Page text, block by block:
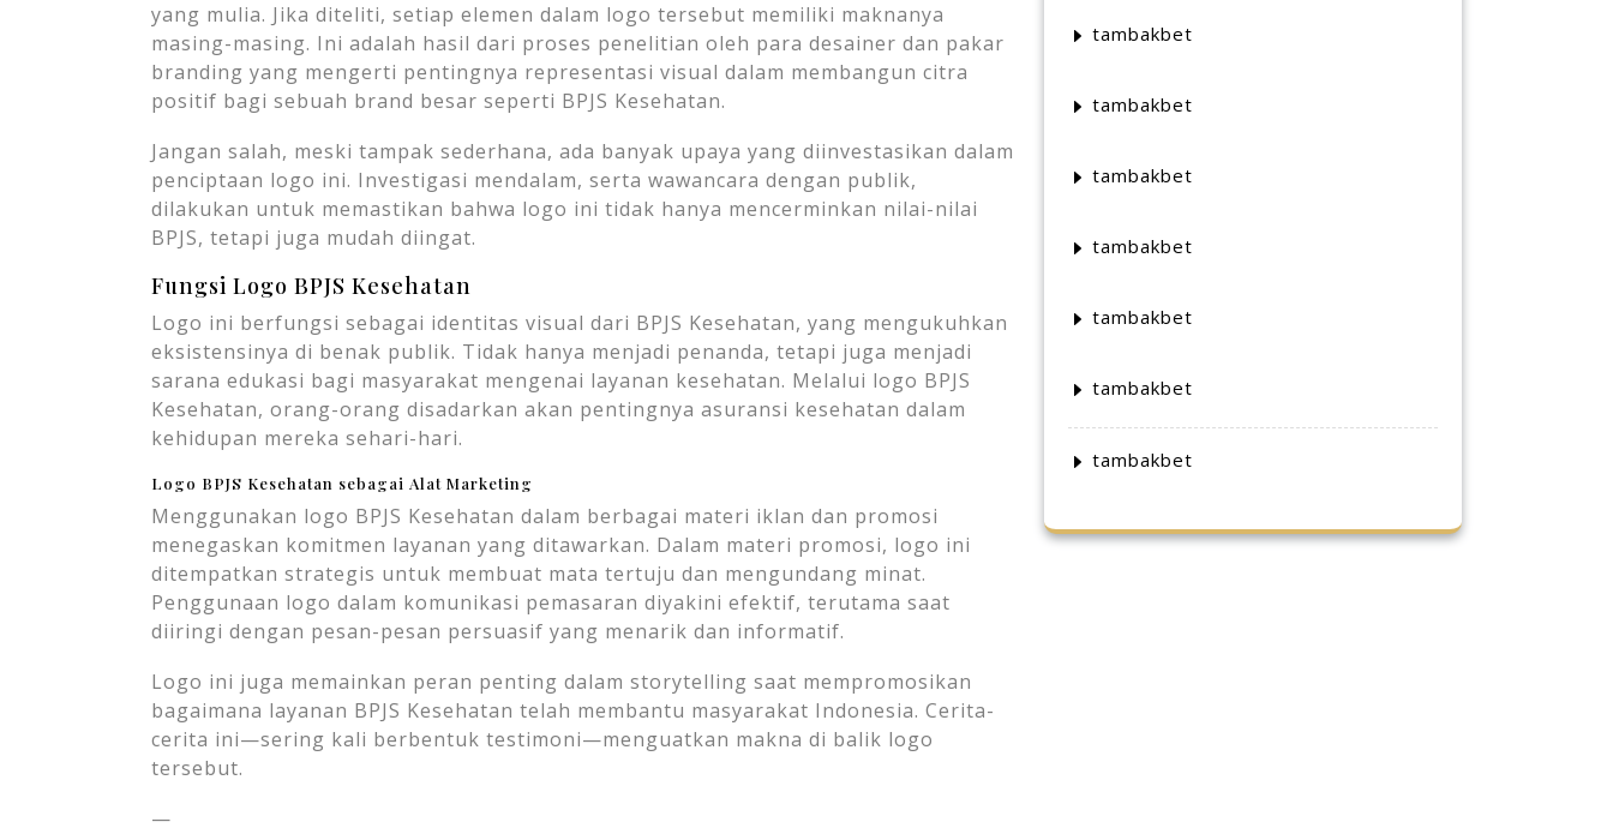
yang mulia. Jika diteliti, setiap elemen dalam logo tersebut memiliki maknanya
masing-masing. Ini adalah hasil dari proses penelitian oleh para desainer dan pakar
branding yang mengerti pentingnya representasi visual dalam membangun citra
positif bagi sebuah brand besar seperti BPJS Kesehatan.
Jangan salah, meski tampak sederhana, ada banyak upaya yang diinvestasikan dalam
penciptaan logo ini. Investigasi mendalam, serta wawancara dengan publik,
dilakukan untuk memastikan bahwa logo ini tidak hanya mencerminkan nilai-nilai
BPJS, tetapi juga mudah diingat.
Fungsi Logo BPJS Kesehatan
Logo ini berfungsi sebagai identitas visual dari BPJS Kesehatan, yang mengukuhkan
eksistensinya di benak publik. Tidak hanya menjadi penanda, tetapi juga menjadi
sarana edukasi bagi masyarakat mengenai layanan kesehatan. Melalui logo BPJS
Kesehatan, orang-orang disadarkan akan pentingnya asuransi kesehatan dalam
kehidupan mereka sehari-hari.
Logo BPJS Kesehatan sebagai Alat Marketing
Menggunakan logo BPJS Kesehatan dalam berbagai materi iklan dan promosi
menegaskan komitmen layanan yang ditawarkan. Dalam materi promosi, logo ini
ditempatkan strategis untuk membuat mata tertuju dan mengundang minat.
Penggunaan logo dalam komunikasi pemasaran diyakini efektif, terutama saat
diiringi dengan pesan-pesan persuasif yang menarik dan informatif.
Logo ini juga memainkan peran penting dalam storytelling saat mempromosikan
bagaimana layanan BPJS Kesehatan telah membantu masyarakat Indonesia. Cerita-
cerita ini—sering kali berbentuk testimoni—menguatkan makna di balik logo
tersebut.
—
tambakbet
tambakbet
tambakbet
tambakbet
tambakbet
tambakbet
tambakbet